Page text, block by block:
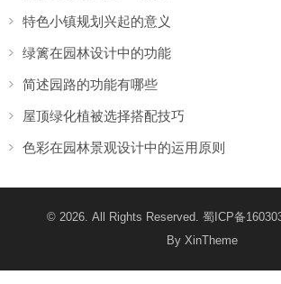
特色小镇规划兴起的意义
绿篱在园林设计中的功能
简述园路的功能有哪些
屋顶绿化植被选择搭配技巧
色彩在园林景观设计中的运用原则
© 2026. All Rights Reserved. 蜀ICP备
By XinTheme